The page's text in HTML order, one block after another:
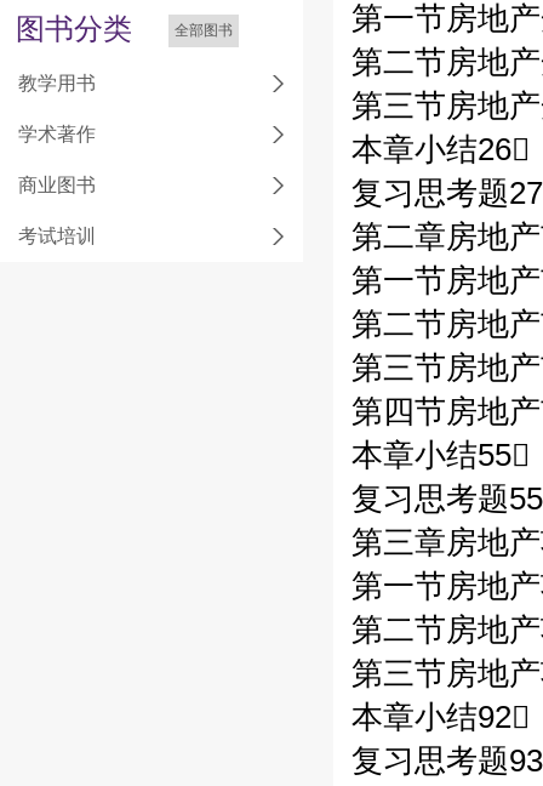
图书分类 全部图书
教学用书
学术著作
商业图书
考试培训
第一节房地
第二节房地
第三节房地
本章小结26
复习思考题
第二章房地
第一节房地
第二节房地
第三节房地
第四节房地
本章小结55
复习思考题
第三章房地
第一节房地
第二节房地
第三节房地
本章小结92
复习思考题